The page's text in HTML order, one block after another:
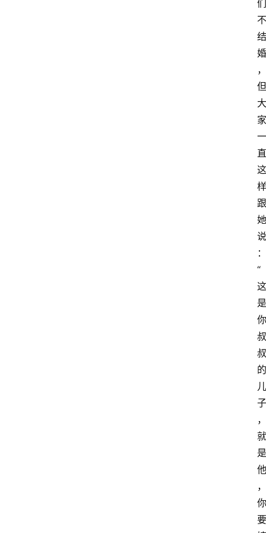
们
不
结
婚
，
但
大
家
一
直
这
样
跟
她
说
：
“
这
是
你
叔
叔
的
儿
子
，
就
是
他
，
你
要